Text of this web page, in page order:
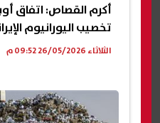
أكرم القصاص: اتفاق
تخصيب اليورانيوم
الثلاثاء 26/05/2026 09:52 م